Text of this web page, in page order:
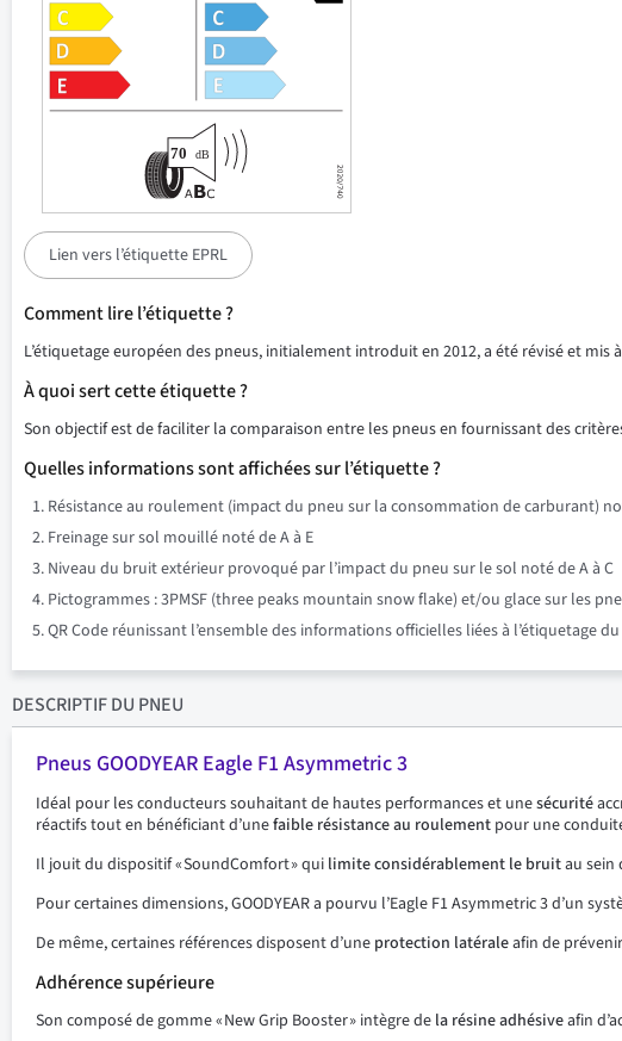
Lien vers l’étiquette EPRL
Comment lire l’étiquette ?
L’étiquetage européen des pneus, initialement introduit en 2012, a été révisé et
À quoi sert cette étiquette ?
Son objectif est de faciliter la comparaison entre les pneus en fournissant des
Quelles informations sont affichées sur l’étiquette ?
Résistance au roulement (impact du pneu sur la consommation de carburant)
Freinage sur sol mouillé noté de A à E
Niveau du bruit extérieur provoqué par l’impact du pneu sur le sol noté de A à C
Pictogrammes : 3PMSF (three peaks mountain snow flake) et/ou glace sur les
QR Code réunissant l’ensemble des informations officielles liées à l’étiquetage
DESCRIPTIFDU PNEU
Pneus GOODYEAR Eagle F1 Asymmetric 3
Idéal pour les conducteurs souhaitant de hautes performances et unesécurité
réactifs tout en bénéficiant d’unefaible résistance au roulement pour une
Il jouit du dispositif « SoundComfort » qui limite considérablement le bruitau sein
Pour certaines dimensions, GOODYEAR a pourvu l’Eagle F1 Asymmetric 3 d’un
De même, certaines références disposent d’une protection latéraleafin de
Adhérence supérieure
Son composé de gomme « New Grip Booster » intègre de la résine adhésiveafin